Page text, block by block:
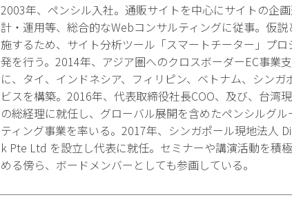
2003年、ペンシル入社。通販サイトを中心にサイトの企
計・運用等、総合的なWebコンサルティングに従事。仮
施するため、サイト分析ツール「スマートチーター」プ
発を行う。2014年、アジア圏へのクロスボーダーEC事業
に、タイ、インドネシア、フィリピン、ベトナム、シンガ
ビスを構築。2016年、代表取締役社長COO、及び、台湾
の総経理に就任し、グローバル展開を含めたペンシルグ
ティング事業を率いる。2017年、シンガポール現地法人
k Pte Ltd を設立し代表に就任。セミナーや講演活動を積
める傍ら、ボードメンバーとしても参画している。